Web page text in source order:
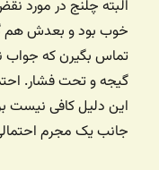
البته چلنج در
خوب بود و بعدش هم
تماس بگیرن که
گیجه و تحت فشار.
این دلیل کافی نیست
جانب یک مجرم